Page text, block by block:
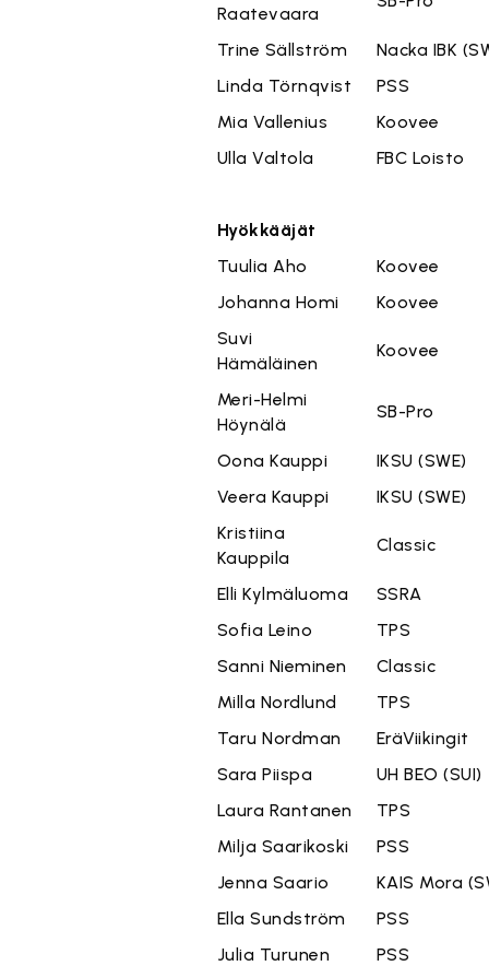
Raatevaara
Trine Sällström
Nacka IBK
Linda Törnqvist
PSS
Mia Vallenius
Koovee
Ulla Valtola
FBC Loisto
Hyökkääjät
Tuulia Aho
Koovee
Johanna Homi
Koovee
Suvi
Hämäläinen
Koovee
Meri-Helmi
Höynälä
SB-Pro
Oona Kauppi
IKSU (SWE)
Veera Kauppi
IKSU (SWE)
Kristiina
Kauppila
Classic
Elli Kylmäluoma
SSRA
Sofia Leino
TPS
Sanni Nieminen
Classic
Milla Nordlund
TPS
Taru Nordman
EräViikingit
Sara Piispa
UH BEO (SUI)
Laura Rantanen
TPS
Milja Saarikoski
PSS
Jenna Saario
KAIS Mora
Ella Sundström
PSS
Julia Turunen
PSS